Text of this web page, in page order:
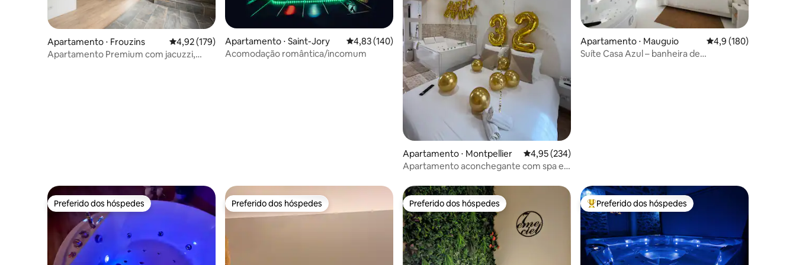
Apartamento ⋅ Frouzins 4,92 de uma avaliação média de 5, 179 avaliações
4,92 (179)
Apartamento Premium com jacuzzi,
Apartamento ⋅ Saint-Jory 4,83 de uma avaliação média de 5, 140 avaliações
4,83 (140)
Acomodação romântica/incomum
Apartamento ⋅ Montpellier 4,95 de uma avaliação média de 5, 234 avaliações
4,95 (234)
Apartamento aconchegante com spa e
Apartamento ⋅ Mauguio 4,9 de uma avaliação
4,9 (180)
Suíte Casa Azul – banheira de
Preferido dos hóspedes
Preferido dos hóspedes Preferido dos hóspedes
Preferido dos hóspedes Preferido dos hóspedes
Preferido dos hóspedes Entre os melhores preferidos dos hóspedes
Preferido dos hóspedes